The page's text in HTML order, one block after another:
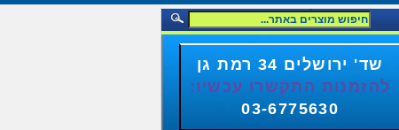
שד' ירושלים 34 רמת גן
להזמנות התקשרו עכשיו:
03-6775630